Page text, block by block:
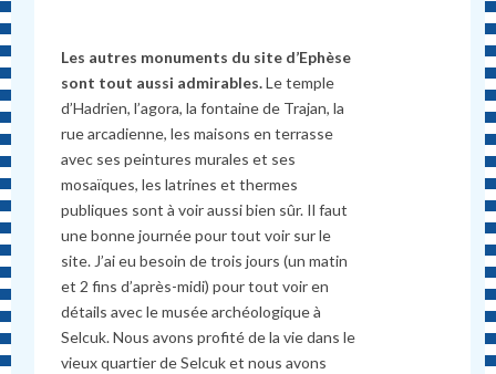
Les autres monuments du site d’Ephèse
sont tout aussi admirables.Le temple
d’Hadrien, l’agora, la fontaine de Trajan, la
rue arcadienne, les maisons en terrasse
avec ses peintures murales et ses
mosaïques, les latrines et thermes
publiques sont à voir aussi bien sûr. Il faut
une bonne journée pour tout voir sur le
site. J’ai eu besoin de trois jours (un matin
et 2 fins d’après-midi) pour tout voir en
détails avec le musée archéologique à
Selcuk. Nous avons profité de la vie dans le
vieux quartier de Selcuk et nous avons